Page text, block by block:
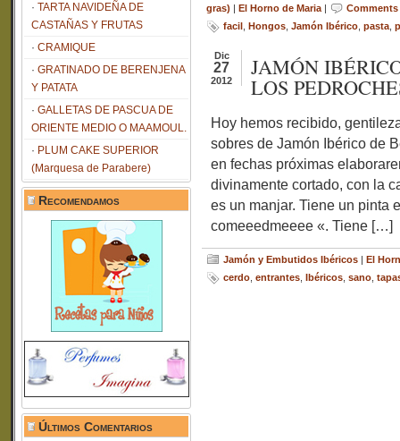
TARTA NAVIDEÑA DE
CASTAÑAS Y FRUTAS
CRAMIQUE
GRATINADO DE BERENJENA
Y PATATA
GALLETAS DE PASCUA DE
ORIENTE MEDIO O MAAMOUL.
PLUM CAKE SUPERIOR
(Marquesa de Parabere)
Recomendamos
Últimos Comentarios
gras) | El Horno de Maria |
Comments
facil Hongos Jamón Ibérico pasta
Dic
27
2012
JAMÓN
LOS
Hoy hemos recibido,
sobres de Jamón Ibérico de
en fechas próximas
divinamente cortado, con la
es un manjar. Tiene un pinta
comeeedmeeee «. Tiene […]
Jamón y Embutidos Ibéricos | El
cerdo entrantes Ibéricos sano